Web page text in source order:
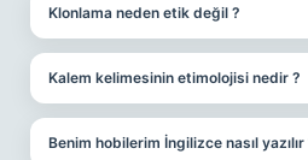
Klonlama neden etik değil ?
Kalem kelimesinin etimolojisi nedir ?
Benim hobilerim İngilizce nasıl yazılır